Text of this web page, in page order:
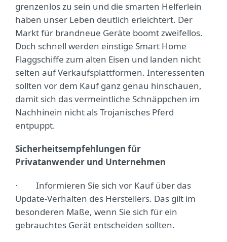
grenzenlos zu sein und die smarten Helferlein
haben unser Leben deutlich erleichtert. Der
Markt für brandneue Geräte boomt zweifellos.
Doch schnell werden einstige Smart Home
Flaggschiffe zum alten Eisen und landen nicht
selten auf Verkaufsplattformen. Interessenten
sollten vor dem Kauf ganz genau hinschauen,
damit sich das vermeintliche Schnäppchen im
Nachhinein nicht als Trojanisches Pferd
entpuppt.
Sicherheitsempfehlungen für
Privatanwender und Unternehmen
· Informieren Sie sich vor Kauf über das
Update-Verhalten des Herstellers. Das gilt im
besonderen Maße, wenn Sie sich für ein
gebrauchtes Gerät entscheiden sollten.